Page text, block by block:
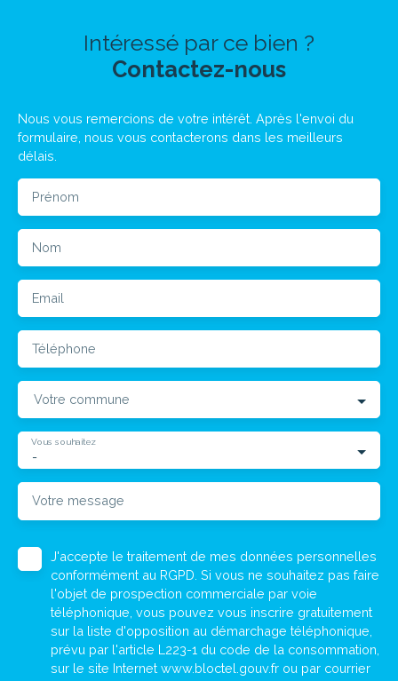
Intéressé par ce bien ?
Contactez-nous
Nous vous remercions de votre intérêt. Après l'envoi du
formulaire, nous vous contacterons dans les meilleurs
délais.
Prénom
Nom
Email
Téléphone
Votre commune
-
Vous souhaitez
Votre message
J'accepte le traitement de mes données personnelles
conformément au RGPD. Si vous ne souhaitez pas faire
l'objet de prospection commerciale par voie
téléphonique, vous pouvez vous inscrire gratuitement
sur la liste d'opposition au démarchage téléphonique,
prévu par l'article L223-1 du code de la consommation,
sur le site Internet www.bloctel.gouv.fr ou par courrier